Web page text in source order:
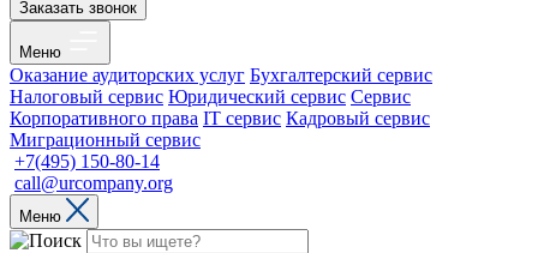
Заказать звонок
Меню
Оказание аудиторских услуг Бухгалтерский сервис
Налоговый сервис Юридический сервис Сервис
Корпоративного права IT сервис Кадровый сервис
Миграционный сервис
+7(495) 150-80-14
call@urcompany.org
Меню